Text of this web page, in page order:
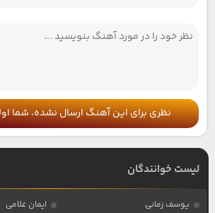
نظری برای این آهنگ ارسال نشده، شما
لیست خوانندگان
یوسف زمانی
ایمان غلامی